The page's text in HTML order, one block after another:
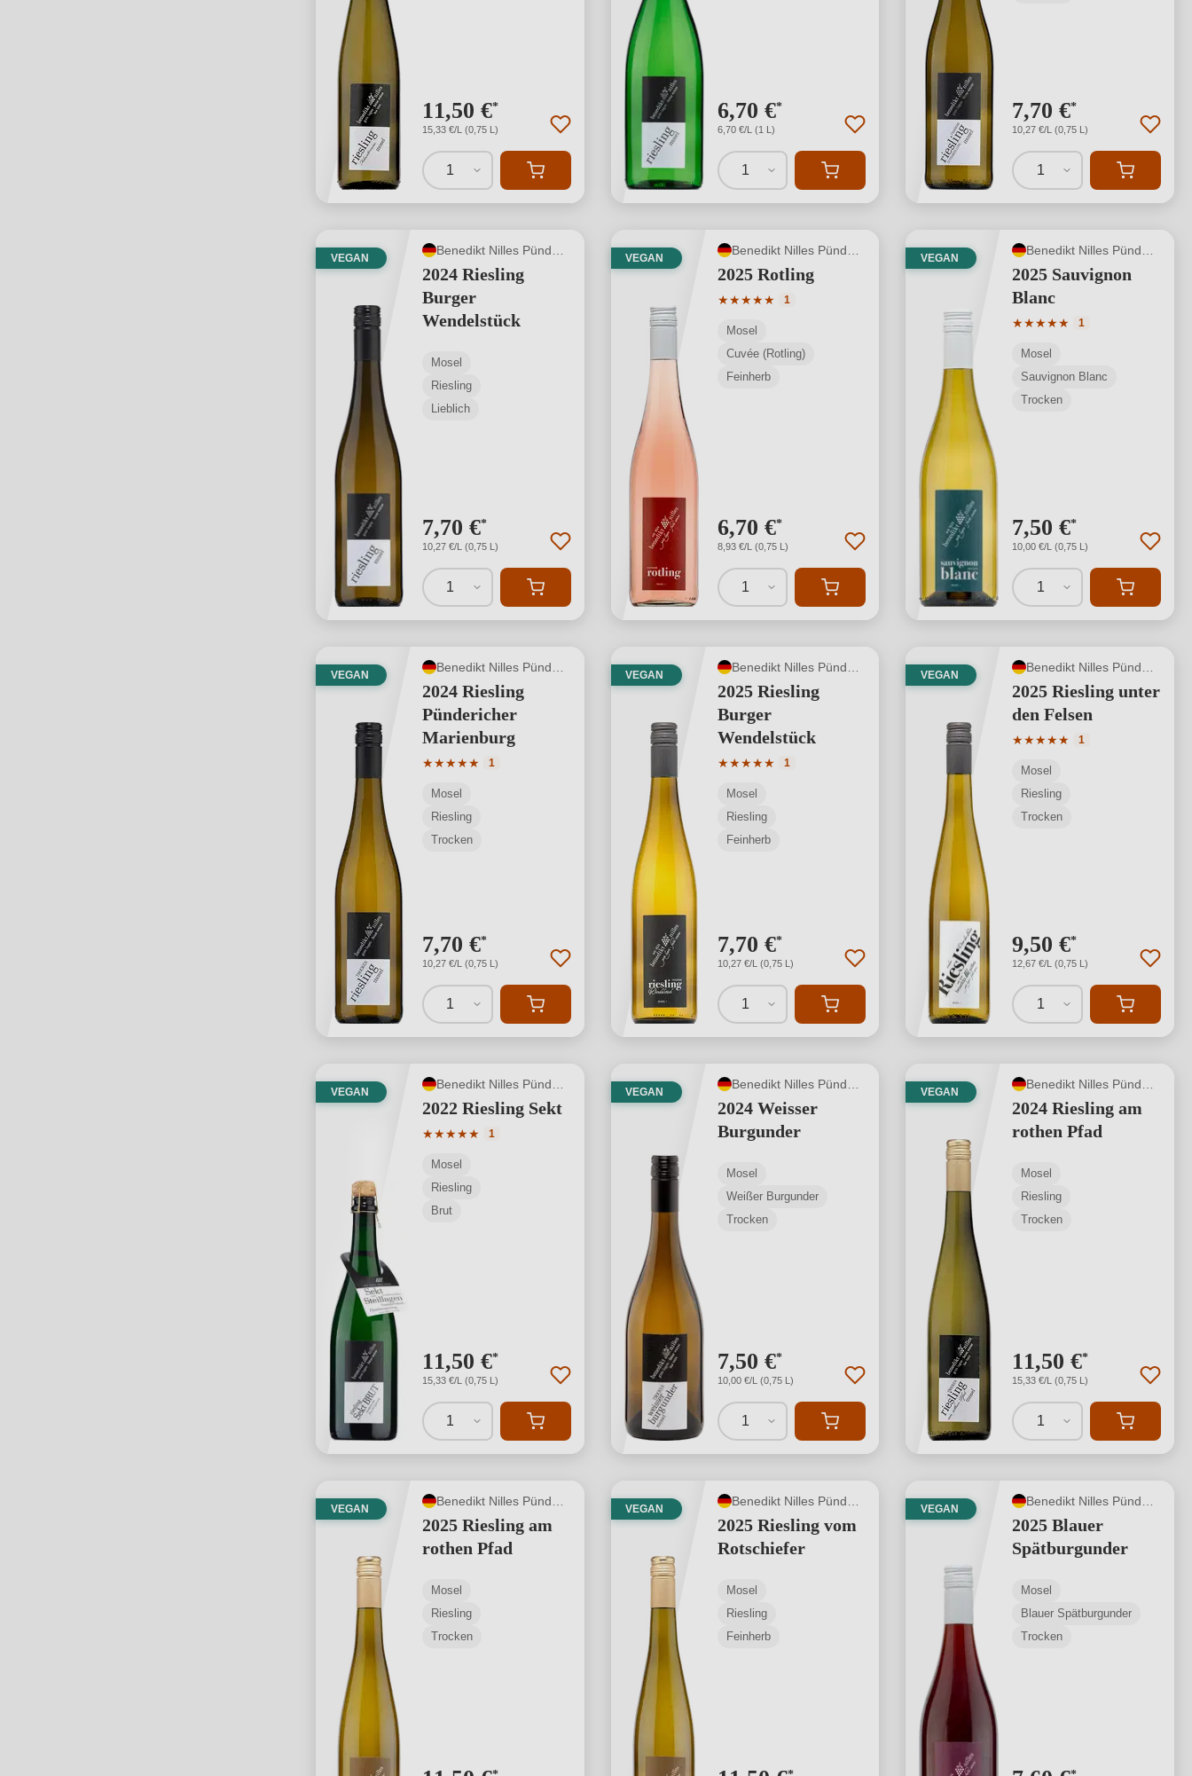
11,50 €*
15,33 €/L (0,75 L)
1
6,70 €*
6,70 €/L (1 L)
1
7,70 €*
10,27 €/L (0,75 L)
1
VEGAN
2024 Riesling
Burger
Wendelstück
Mosel
Riesling
Lieblich
7,70 €*
10,27 €/L (0,75 L)
1
VEGAN
2025 Rotling
★★★★★
Durchschnittliche Bewertung von 5 von 5 Sternen
1
Mosel
Cuvée (Rotling)
Feinherb
6,70 €*
8,93 €/L (0,75 L)
1
VEGAN
2025 Sauvignon
Blanc
★★★★★
Durchschnittliche
1
Mosel
Sauvignon Blanc
Trocken
7,50 €*
10,00 €/L (0,75 L)
1
VEGAN
2024 Riesling
Pündericher
Marienburg
★★★★★
Durchschnittliche Bewertung von 5 von 5 Sternen
1
Mosel
Riesling
Trocken
7,70 €*
10,27 €/L (0,75 L)
1
VEGAN
2025 Riesling
Burger
Wendelstück
★★★★★
Durchschnittliche Bewertung von 5 von 5 Sternen
1
Mosel
Riesling
Feinherb
7,70 €*
10,27 €/L (0,75 L)
1
VEGAN
2025 Riesling unter
den Felsen
★★★★★
Durchschnittliche
1
Mosel
Riesling
Trocken
9,50 €*
12,67 €/L (0,75 L)
1
VEGAN
2022 Riesling Sekt
★★★★★
Durchschnittliche Bewertung von 5 von 5 Sternen
1
Mosel
Riesling
Brut
11,50 €*
15,33 €/L (0,75 L)
1
VEGAN
2024 Weisser
Burgunder
Mosel
Weißer Burgunder
Trocken
7,50 €*
10,00 €/L (0,75 L)
1
VEGAN
2024 Riesling am
rothen Pfad
Mosel
Riesling
Trocken
11,50 €*
15,33 €/L (0,75 L)
1
VEGAN
2025 Riesling am
rothen Pfad
Mosel
Riesling
Trocken
VEGAN
2025 Riesling vom
Rotschiefer
Mosel
Riesling
Feinherb
VEGAN
2025 Blauer
Spätburgunder
Mosel
Blauer Spätburgunder
Trocken